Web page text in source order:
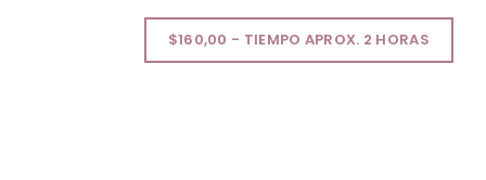
$160,00 - TIEMPO APROX. 2 HORAS